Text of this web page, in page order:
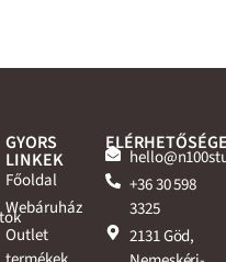
GYORS
LINKEK
Főoldal
Webáruház
Outlet
+36 30 598
3325
2131 Göd,